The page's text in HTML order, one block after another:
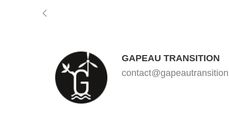
GAPEAU TRANSITION